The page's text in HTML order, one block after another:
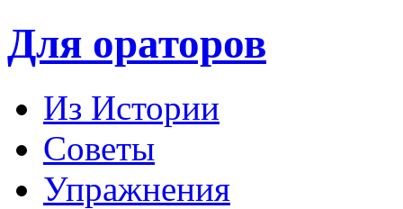
Для ораторов
Из Истории
Советы
Упражнения